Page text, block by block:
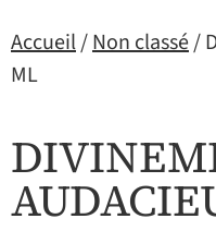
Accueil/Non classé/
ML